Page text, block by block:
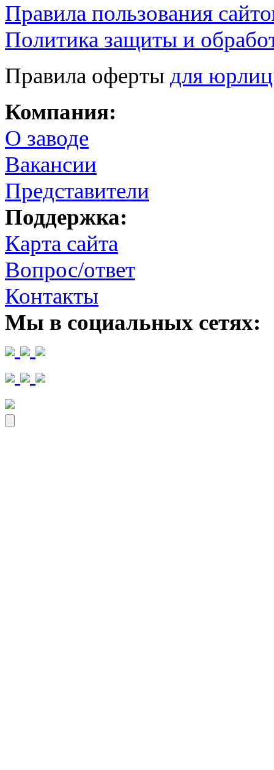
Правила пользования
Политика защиты и
Правила оферты для
Компания:
О заводе
Вакансии
Представители
Поддержка:
Карта сайта
Вопрос/ответ
Контакты
Мы в социальных сетях: